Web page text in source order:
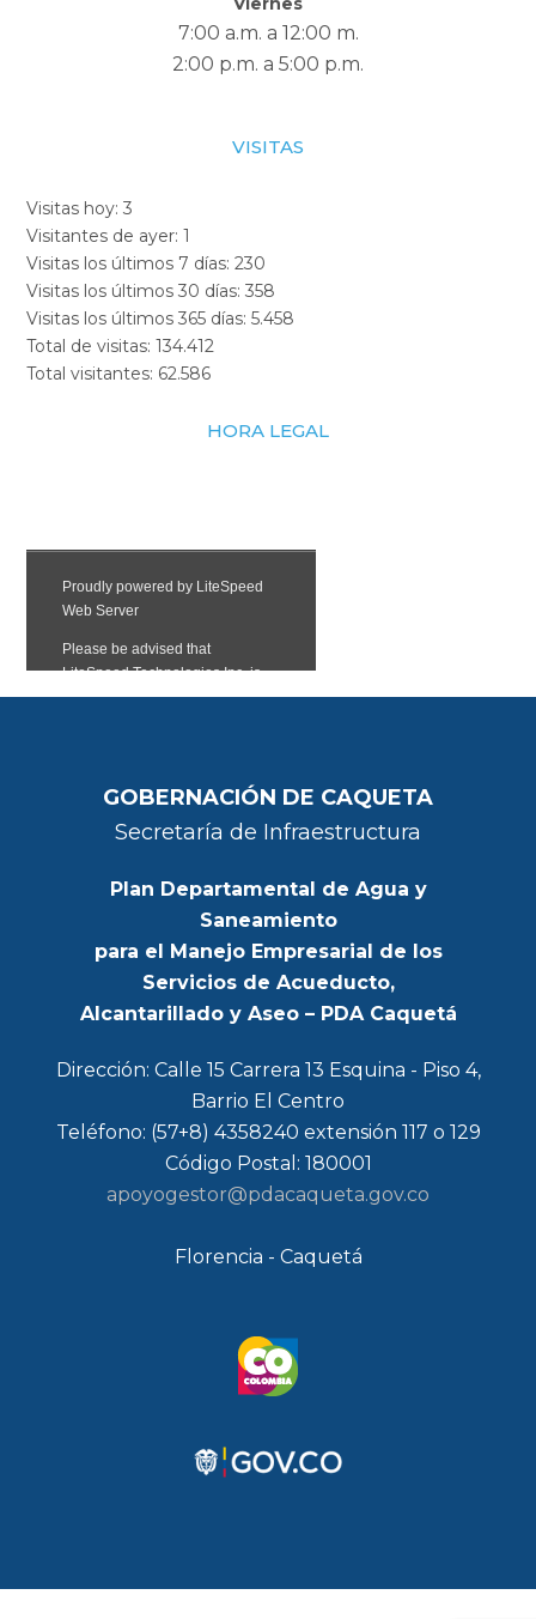
7:00 a.m. a 12:00 m.
2:00 p.m. a 5:00 p.m.
VISITAS
Visitas hoy:3
Visitantes de ayer:1
Visitas los últimos 7 días:230
Visitas los últimos 30 días:358
Visitas los últimos 365 días:5.458
Total de visitas:134.412
Total visitantes: 62.586
HORA LEGAL
GOBERNACIÓN DE CAQUETA
Secretaría de Infraestructura
Plan Departamental de Agua y
Saneamiento
para el Manejo Empresarial de los
Servicios de Acueducto,
Alcantarillado y Aseo – PDA Caquetá
Dirección: Calle 15 Carrera 13 Esquina - Piso 4,
Barrio El Centro
Teléfono: (57+8) 4358240 extensión 117 o 129
Código Postal: 180001
apoyogestor@pdacaqueta.gov.co
Florencia - Caquetá